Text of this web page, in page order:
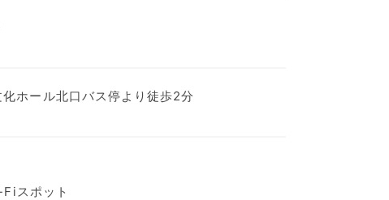
化ホール北口バス停より徒歩2分
スポット